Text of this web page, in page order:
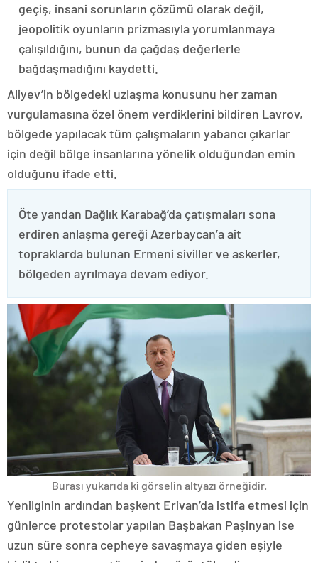
geçiş, insani sorunların çözümü olarak değil,
jeopolitik oyunların prizmasıyla yorumlanmaya
çalışıldığını, bunun da çağdaş değerlerle
bağdaşmadığını kaydetti.
Aliyev’in bölgedeki uzlaşma konusunu her zaman
vurgulamasına özel önem verdiklerini bildiren Lavrov,
bölgede yapılacak tüm çalışmaların yabancı çıkarlar
için değil bölge insanlarına yönelik olduğundan emin
olduğunu ifade etti.
Öte yandan Dağlık Karabağ’da çatışmaları sona
erdiren anlaşma gereği Azerbaycan’a ait
topraklarda bulunan Ermeni siviller ve askerler,
bölgeden ayrılmaya devam ediyor.
Burası yukarıda ki görselin altyazı örneğidir.
Yenilginin ardından başkent Erivan’da istifa etmesi için
günlerce protestolar yapılan Başbakan Paşinyan ise
uzun süre sonra cepheye savaşmaya giden eşiyle